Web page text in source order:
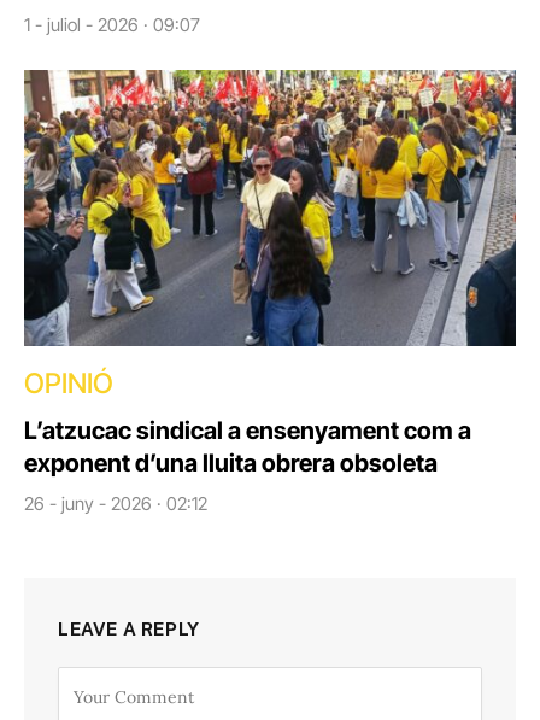
1 - juliol - 2026 · 09:07
OPINIÓ
L’atzucac sindical a ensenyament com a
exponent d’una lluita obrera obsoleta
26 - juny - 2026 · 02:12
LEAVE A REPLY